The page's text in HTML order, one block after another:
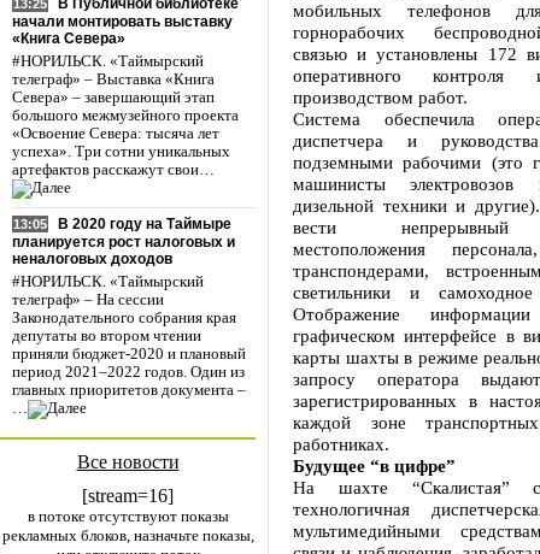
13:25
В Публичной библиотеке
начали монтировать выставку
«Книга Севера»
#НОРИЛЬСК. «Таймырский
телеграф» – Выставка «Книга
Севера» – завершающий этап
большого межмузейного проекта
«Освоение Севера: тысяча лет
успеха». Три сотни уникальных
артефактов расскажут свои…
13:05
В 2020 году на Таймыре
планируется рост налоговых и
неналоговых доходов
#НОРИЛЬСК. «Таймырский
телеграф» – На сессии
Законодательного собрания края
депутаты во втором чтении
приняли бюджет-2020 и плановый
период 2021–2022 годов. Один из
главных приоритетов документа –
…
Все новости
[stream=16]
в потоке отсутствуют показы
рекламных блоков, назначьте показы,
мобильных телефонов
горнорабочих
связью и установлены 172
оперативного контроля
производством работ.
Система обеспечила
диспетчера и
подземными рабочими (это
машинисты электровозов
дизельной техники и
вести непрерывный
местоположения
транспондерами,
светильники и самоходное
Отображение
графическом интерфейсе в
карты шахты в режиме
запросу оператора
зарегистрированных в
каждой зоне
работниках.
Будущее “в цифре”
На шахте “Скалистая”
технологичная
мультимедийными